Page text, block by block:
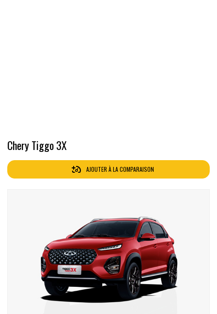
Chery Tiggo 3X
AJOUTER À LA COMPARAISON